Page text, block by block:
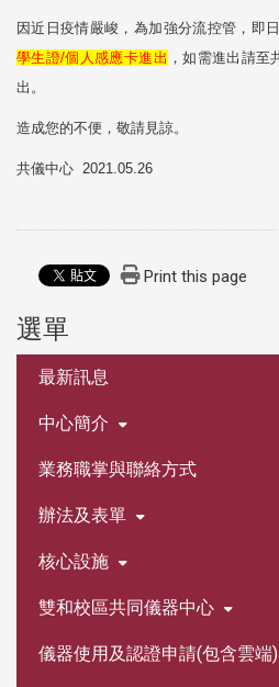
因近日疫情嚴峻，為加強分流控管，即
學生證/個人感應卡進出 ，如需進出請
出。
造成您的不便，敬請見諒。
共儀中心 2021.05.26
Print this page
選單
最新訊息
中心簡介
業務職掌與聯絡方式
辦法及表單
核心設施
雙和校區共同儀器中心
儀器使用及認證申請(包含雲端)